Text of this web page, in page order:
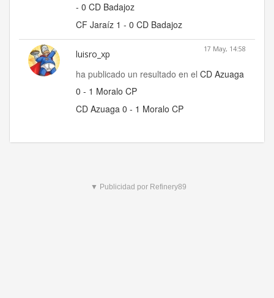
- 0 CD Badajoz
CF Jaraíz 1 - 0 CD Badajoz
luisro_xp 17 May, 14:58
ha publicado un resultado en el CD Azuaga
0 - 1 Moralo CP
CD Azuaga 0 - 1 Moralo CP
▼ Publicidad por Refinery89